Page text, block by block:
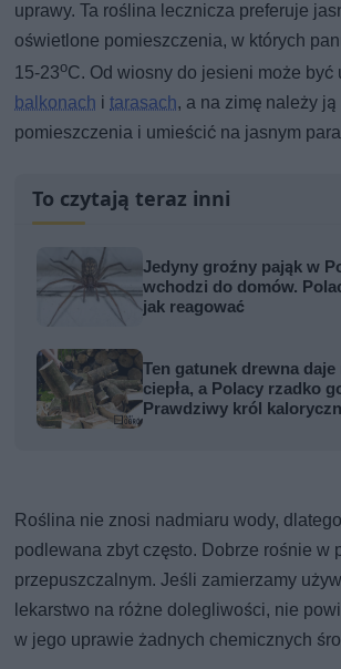
uprawy. Ta roślina lecznicza preferuje
oświetlone pomieszczenia, w których
15-23oC. Od wiosny do jesieni może być
balkonach itarasach, a na zimę należy
pomieszczenia i umieścić na jasnym
To czytają teraz inni
Jedyny groźny pająk w
wchodzi do domów.
jak reagować
Ten gatunek drewna daje
ciepła, a Polacy rzadko
Prawdziwy król
Roślina nie znosi nadmiaru wody,
podlewana zbyt często. Dobrze rośnie w
przepuszczalnym. Jeśli zamierzamy
lekarstwo na różne dolegliwości, nie
w jego uprawie żadnych chemicznych